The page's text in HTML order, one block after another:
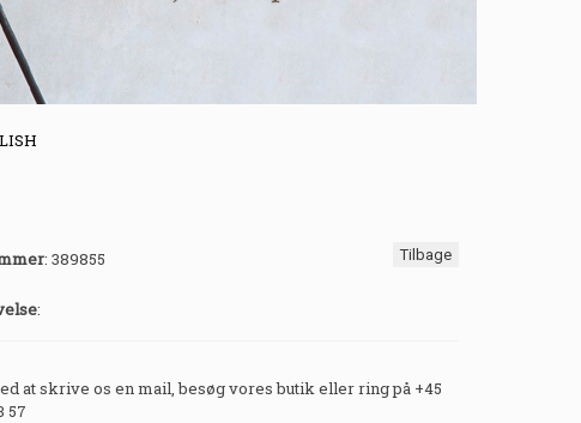
Tilbage
: 389855
:
at skrive os en mail, besøg vores butik eller ring på +45
57